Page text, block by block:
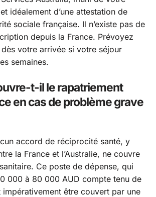
idéalement d’une attestation de
sociale française. Il n’existe pas de
depuis la France. Prévoyez
votre arrivée si votre séjour
semaines.
t-il le rapatriement
en cas de problème grave
accord de réciprocité santé, y
la France et l’Australie, ne couvre
Ce poste de dépense, qui
000 à 80 000 AUD compte tenu de
être couvert par une